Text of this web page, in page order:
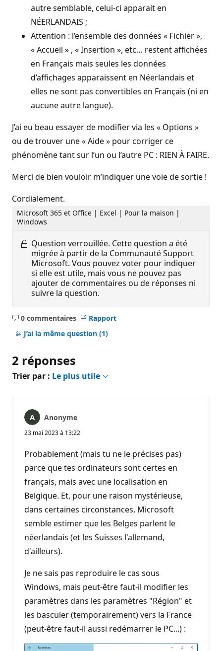
autre semblable, celui-ci apparait en
NÉERLANDAIS ;
Attention : l’ensemble des données « Fichier »,
« Accueil » , « Insertion », etc… restent affichées
en Français mais seules les données
d’affichages apparaissent en Néerlandais et
elles ne sont pas convertibles en Français (ni en
aucune autre langue).
J’ai eu beau essayer de modifier via les « Options »
ou de trouver une « Aide » pour corriger ce
phénomène tant sur l’un ou l’autre PC : RIEN À FAIRE.
Merci de bien vouloir m’indiquer une voie de sortie !
Cordialement.
Microsoft 365 et Office | Excel | Pour la maison |
Windows
Question verrouillée. Cette question a été
migrée à partir de la Communauté Support
Microsoft. Vous pouvez voter pour indiquer
si elle est utile, mais vous ne pouvez pas
ajouter de commentaires ou de réponses ni
suivre la question.
0 commentaires
Aucun
commentaire
Rapport
J’ai la même question (1)
2 réponses
Trier par : Le plus utile
Anonyme
23 mai 2023 à 13:22
Probablement (mais tu ne le précises pas)
parce que tes ordinateurs sont certes en
français, mais avec une localisation en
Belgique. Et, pour une raison mystérieuse,
dans certaines circonstances, Microsoft
semble estimer que les Belges parlent le
néerlandais (et les Suisses l'allemand,
d'ailleurs).
Je ne sais pas reproduire le cas sous
Windows, mais peut-être faut-il modifier les
paramètres dans les paramètres "Région" et
les basculer (temporairement) vers la France
(peut-être faut-il aussi redémarrer le PC...) :